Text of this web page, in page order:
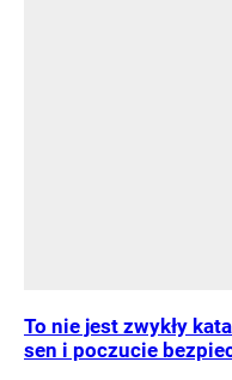
To nie jest zwykły
sen i poczucie